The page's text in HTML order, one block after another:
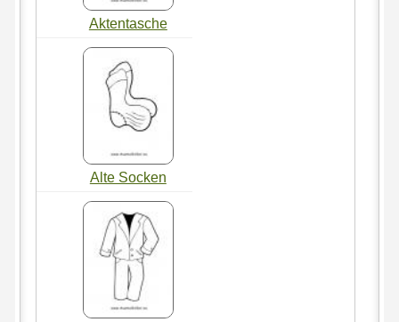
Aktentasche
Alte Socken